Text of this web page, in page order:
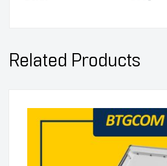
Related Products